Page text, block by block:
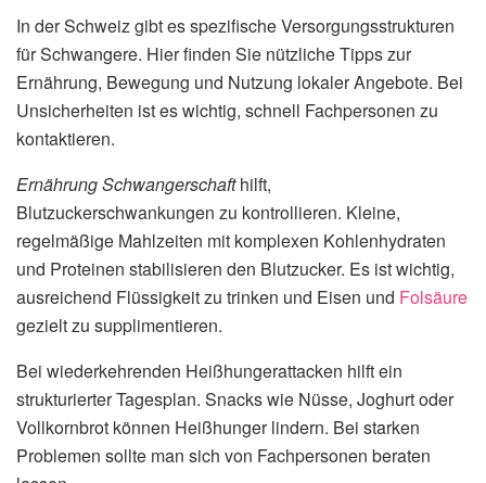
In der Schweiz gibt es spezifische Versorgungsstrukturen
für Schwangere. Hier finden Sie nützliche Tipps zur
Ernährung, Bewegung und Nutzung lokaler Angebote. Bei
Unsicherheiten ist es wichtig, schnell Fachpersonen zu
kontaktieren.
Ernährung Schwangerschafthilft,
Blutzuckerschwankungen zu kontrollieren. Kleine,
regelmäßige Mahlzeiten mit komplexen Kohlenhydraten
und Proteinen stabilisieren den Blutzucker. Es ist wichtig,
ausreichend Flüssigkeit zu trinken und Eisen und Folsäure
gezielt zu supplimentieren.
Bei wiederkehrenden Heißhungerattacken hilft ein
strukturierter Tagesplan. Snacks wie Nüsse, Joghurt oder
Vollkornbrot können Heißhunger lindern. Bei starken
Problemen sollte man sich von Fachpersonen beraten